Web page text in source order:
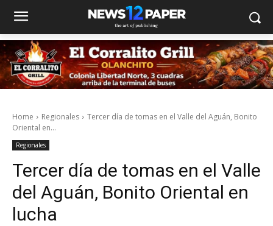
Home Regionales
Tercer día de tomas en el Valle del Aguán, Bonito
Oriental en...
Regionales
Tercer día de tomas en el Valle
del Aguán, Bonito Oriental en
lucha